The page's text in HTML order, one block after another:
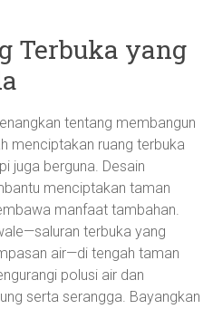
Terbuka yang
tentang membangun
menciptakan ruang terbuka
juga berguna. Desain
menciptakan taman
manfaat tambahan.
terbuka yang
air—di tengah taman
polusi air dan
serta serangga. Bayangkan